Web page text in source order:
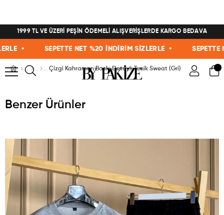
1999 TL VE ÜZERİ PEŞİN ÖDEMELİ ALIŞVERİŞLERDE KARGO BEDAVA
• SEPETTE NET %20 İNDİRİM SİZLERLE • SEPETTE
Çizgi Kahraman Baskı Detaylı Tunik Sweat (Gri)
Benzer Ürünler